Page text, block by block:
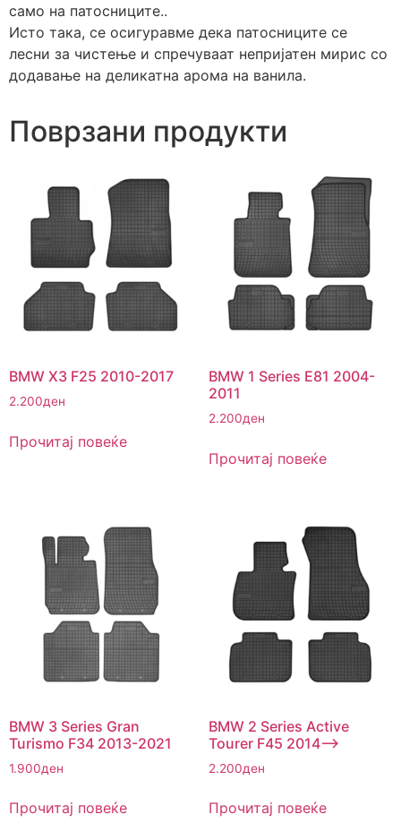
само на патосниците..
Исто така, се осигуравме дека патосниците се
лесни за чистење и спречуваат непријатен мирис со
додавање на деликатна арома на ванила.
Поврзани продукти
BMW X3 F25 2010-2017
2.200ден
Прочитај повеќе
BMW 1 Series E81 2004-
2011
2.200ден
Прочитај повеќе
BMW 3 Series Gran
Turismo F34 2013-2021
1.900ден
Прочитај повеќе
BMW 2 Series Active
Tourer F45 2014–>
2.200ден
Прочитај повеќе